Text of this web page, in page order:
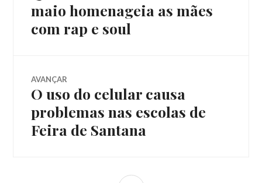
Post
anterior:
maio homenageia as mães
com rap e soul
AVANÇAR
Próximo
O uso do celular causa
problemas nas escolas de
Feira de Santana